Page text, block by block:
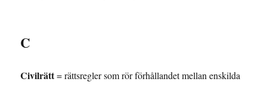
C
Civilrätt= rättsregler som rör förhållandet mellan enskilda